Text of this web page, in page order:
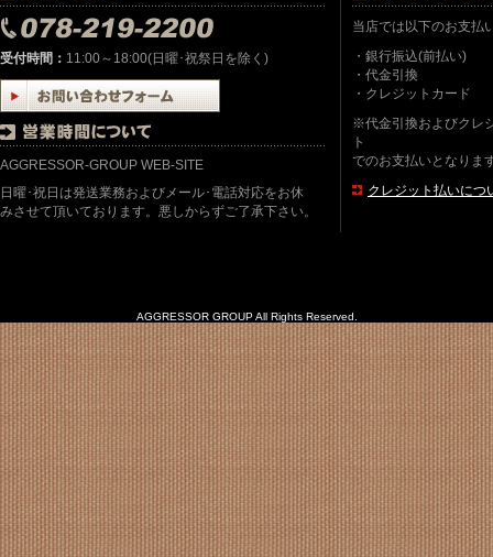
受付時間： 11:00～18:00(日曜･祝祭日を除く)
AGGRESSOR-GROUP WEB-SITE
日曜･祝日は発送業務およびメール･電話対応をお休
みさせて頂いております。悪しからずご了承下さい。
当店では以下のお支払
・銀行振込(前払い)
・代金引換
・クレジットカード
※代金引換およびクレ
ト
でのお支払いとなりま
クレジット払いにつ
AGGRESSOR GROUP All Rights Reserved.